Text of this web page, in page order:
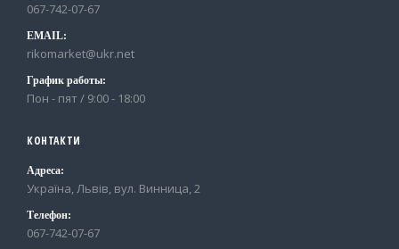
067-742-07-67
EMAIL:
rikomarket@ukr.net
График работы:
Пон - пят / 9:00 - 18:00
КОНТАКТИ
Адреса:
Україна, Львів, вул. Винница, 2
Телефон:
067-742-07-67